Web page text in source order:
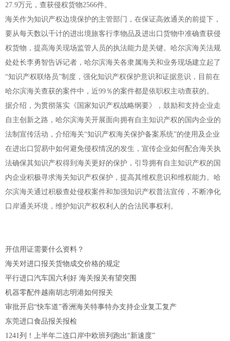
27.9万元，查获侵权货物2566件。
海关作为知识产权边境保护的主管部门，在保证高效通关的前提下，
要从每天数以千计的进出境旅客行李物品及进出口货物中准确查获侵
权货物，提高海关现场监管人员的执法能力是关键。哈尔滨海关法规
处处长李勇智告诉记者，哈尔滨海关各隶属海关和业务现场建立起了
“知识产权联络员”制度，强化知识产权保护意识和证据意识，目前在
哈尔滨海关查获的案件中，近99％的案件都是依职权主动查获的。
据介绍，为贯彻落实《国家知识产权战略纲要》，鼓励和支持企业走
自主创新之路，哈尔滨海关开展面向拥有自主知识产权的国内企业的
法制宣传活动，介绍海关“知识产权海关保护备案系统”的使用及企业
在进出口贸易中如何避免侵权情况的发生，宣传企业如何配合海关执
法确保其知识产权得到海关更好的保护，引导拥有自主知识产权的国
内企业积极寻求海关知识产权保护，提高其维权意识和维权能力。哈
尔滨海关通过积极查处侵权案件和加强知识产权普法宣传，不断净化
口岸通关环境，维护知识产权权利人的合法民事权利。
开信用证需要什么资料？
海关对进口报关货物成交价格的规定
平行进口汽车国六利好 海关报关有望突围
机器零配件越南胡志明港如何报关
审批开启“快车道”香洲海关特事特办支持企业复工复产
东莞进口食品报关报检
1241列！上半年二连口岸中欧班列跑出“新速度”